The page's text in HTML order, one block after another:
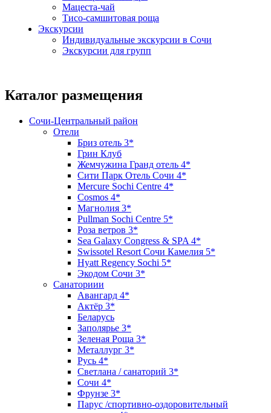
Мацеста-чай
Тисо-самшитовая роща
Экскурсии
Индивидуальные экскурсии в Сочи
Экскурсии для групп
Каталог размещения
Сочи-Центральный район
Отели
Бриз отель 3*
Грин Клуб
Жемчужина Гранд отель 4*
Сити Парк Отель Сочи 4*
Mercure Sochi Centre 4*
Cosmos 4*
Магнолия 3*
Pullman Sochi Сеntre 5*
Роза ветров 3*
Sea Galaxy Congress & SPA 4*
Swissotel Resort Сочи Камелия 5*
Hyatt Regency Sochi 5*
Экодом Сочи 3*
Санаториии
Авангард 4*
Актёр 3*
Беларусь
Заполярье 3*
Зеленая Роща 3*
Металлург 3*
Русь 4*
Светлана / санаторий 3*
Сочи 4*
Фрунзе 3*
Парус /спортивно-оздоровительный